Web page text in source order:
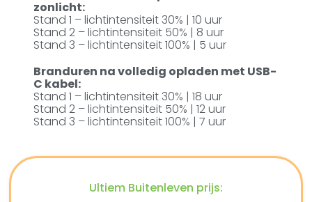
zonlicht:
Stand 1 – lichtintensiteit 30% | 10 uur
Stand 2 – lichtintensiteit 50% | 8 uur
Stand 3 – lichtintensiteit 100% | 5 uur
Branduren na volledig opladen met USB-
C kabel:
Stand 1 – lichtintensiteit 30% | 18 uur
Stand 2 – lichtintensiteit 50% | 12 uur
Stand 3 – lichtintensiteit 100% | 7 uur
Ultiem Buitenleven prijs: